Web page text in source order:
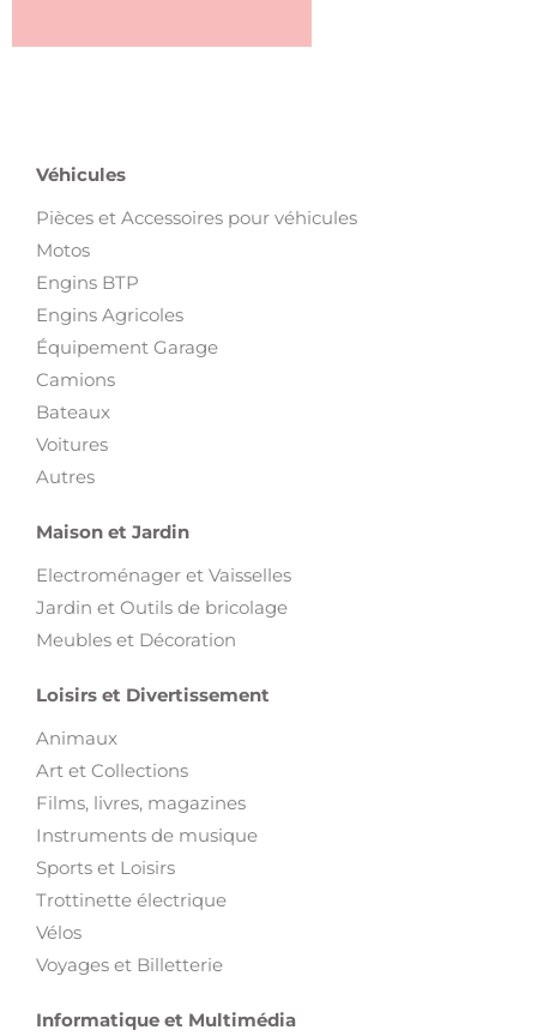
Motos
Engins BTP
Engins Agricoles
Équipement Garage
Camions
Bateaux
Voitures
Autres
Jardin et Outils de bricolage
Meubles et Décoration
Loisirs et Divertissement
Art et Collections
Films, livres, magazines
Instruments de musique
Sports et Loisirs
Trottinette électrique
Vélos
Voyages et Billetterie
Appareils photo et Caméras